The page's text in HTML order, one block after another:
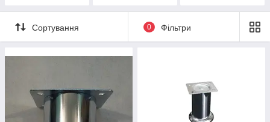
Сортування 0 Фільтри